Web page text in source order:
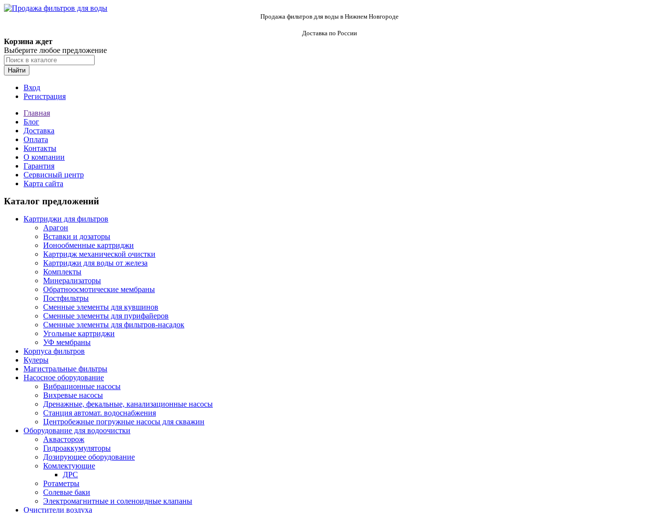
Продажа фильтров для воды в Нижнем Новгороде
Доставка по России
Корзина ждет
Выберите любое предложение
Найти
Вход
Регистрация
Главная
Блог
Доставка
Оплата
Контакты
О компании
Гарантия
Сервисный центр
Карта сайта
Каталог предложений
Картриджи для фильтров
Арагон
Вставки и дозаторы
Ионообменные картриджи
Картридж механической очистки
Картриджи для воды от железа
Комплекты
Минерализаторы
Обратноосмотические мембраны
Постфильтры
Сменные элементы для кувшинов
Сменные элементы для пурифайеров
Сменные элементы для фильтров-насадок
Угольные картриджи
УФ мембраны
Корпуса фильтров
Кулеры
Магистральные фильтры
Насосное оборудование
Вибрационные насосы
Вихревые насосы
Дренажные, фекальные, канализационные насосы
Станция автомат. водоснабжения
Центробежные погружные насосы для скважин
Оборудование для водоочистки
Аквасторож
Гидроаккумуляторы
Дозирующее оборудование
Комлектующие
ДРС
Ротаметры
Солевые баки
Электромагнитные и соленоидные клапаны
Очистители воздуха